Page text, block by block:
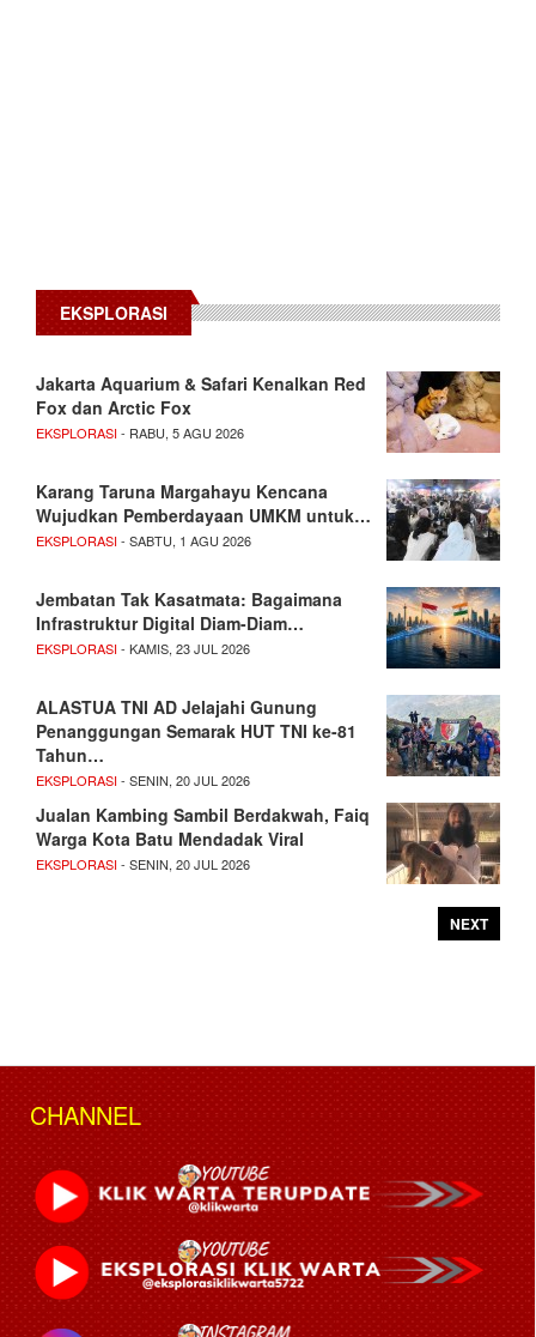
EKSPLORASI
Jakarta Aquarium & Safari Kenalkan Red
Fox dan Arctic Fox
EKSPLORASI- RABU, 5 AGU 2026
Karang Taruna Margahayu Kencana
Wujudkan Pemberdayaan UMKM untuk…
EKSPLORASI- SABTU, 1 AGU 2026
Jembatan Tak Kasatmata: Bagaimana
Infrastruktur Digital Diam-Diam…
EKSPLORASI- KAMIS, 23 JUL 2026
ALASTUA TNI AD Jelajahi Gunung
Penanggungan Semarak HUT TNI ke-81
Tahun…
EKSPLORASI- SENIN, 20 JUL 2026
Jualan Kambing Sambil Berdakwah, Faiq
Warga Kota Batu Mendadak Viral
EKSPLORASI- SENIN, 20 JUL 2026
NEXT
CHANNEL